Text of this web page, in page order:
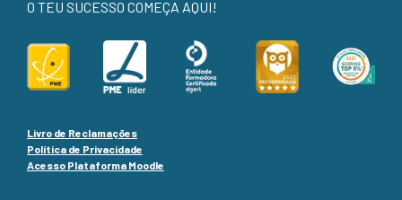
O TEU SUCESSO COMEÇA AQUI!
Livro de Reclamações
Política de Privacidade
Acesso Plataforma Moodle